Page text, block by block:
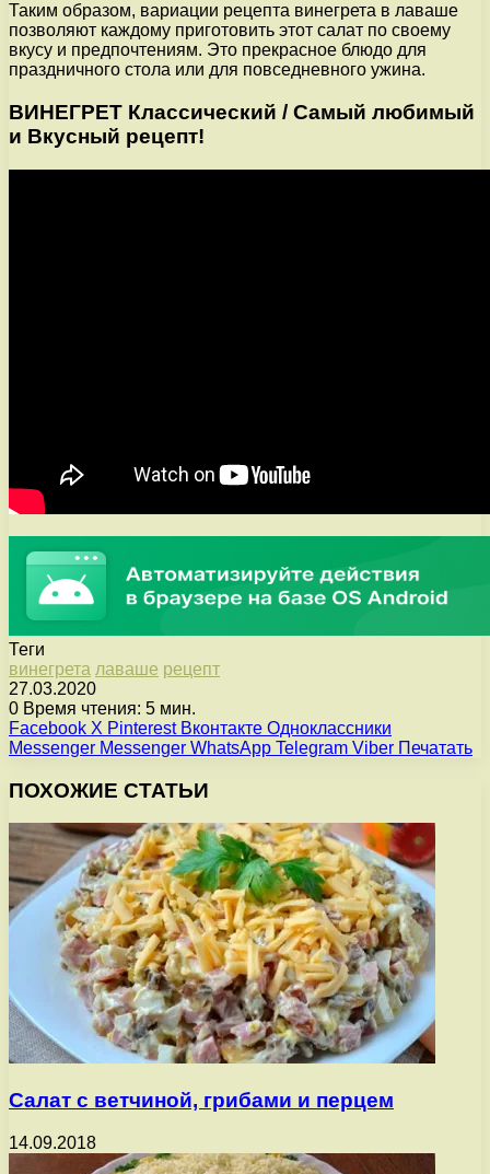
Таким образом, вариации рецепта винегрета в лаваше
позволяют каждому приготовить этот салат по своему
вкусу и предпочтениям. Это прекрасное блюдо для
праздничного стола или для повседневного ужина.
ВИНЕГРЕТ Классический / Самый любимый
и Вкусный рецепт!
Теги
винегрета лаваше рецепт
27.03.2020
0 Время чтения: 5 мин.
Facebook X Pinterest Вконтакте Одноклассники
Messenger Messenger WhatsApp Telegram Viber Печатать
ПОХОЖИЕ СТАТЬИ
Салат с ветчиной, грибами и перцем
14.09.2018